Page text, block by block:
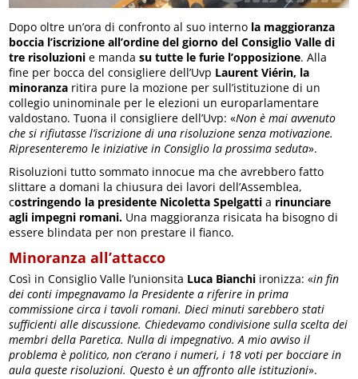
Dopo oltre un’ora di confronto al suo interno la maggioranza
boccia l’iscrizione all’ordine del giorno del Consiglio Valle di
tre risoluzioni e mandasu tutte le furie l’opposizione. Alla
fine per bocca del consigliere dell’Uvp Laurent Viérin, la
minoranza ritira pure la mozione per sull’istituzione di un
collegio uninominale per le elezioni un europarlamentare
valdostano. Tuona il consigliere dell’Uvp: «Non è mai avvenuto
che si rifiutasse l’iscrizione di una risoluzione senza motivazione.
Ripresenteremo le iniziative in Consiglio la prossima seduta».
Risoluzioni tutto sommato innocue ma che avrebbero fatto
slittare a domani la chiusura dei lavori dell’Assemblea,
costringendo la presidente Nicoletta Spelgatti a rinunciare
agli impegni romani. Una maggioranza risicata ha bisogno di
essere blindata per non prestare il fianco.
Minoranza all’attacco
Così in Consiglio Valle l’unionsita Luca Bianchi ironizza: «in fin
dei conti impegnavamo la Presidente a riferire in prima
commissione circa i tavoli romani. Dieci minuti sarebbero stati
sufficienti alle discussione. Chiedevamo condivisione sulla scelta dei
membri della Paretica. Nulla di impegnativo. A mio avviso il
problema è politico, non c’erano i numeri, i 18 voti per bocciare in
aula queste risoluzioni. Questo è un affronto alle istituzioni».